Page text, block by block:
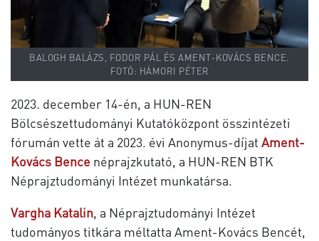
BALOGH BALÁZS, FODOR PÁL ÉS AMENT-KOVÁCS BENCE.
FOTÓ: HÁMORI PÉTER
2023. december 14-én, a HUN-REN
Bölcsészettudományi Kutatóközpont összintézeti
fórumán vette át a 2023. évi Anonymus-díjat Ament-
Kovács Bence néprajzkutató, a HUN-REN BTK
Néprajztudományi Intézet munkatársa.
Vargha Katalin, a Néprajztudományi Intézet
tudományos titkára méltatta Ament-Kovács Bencét,